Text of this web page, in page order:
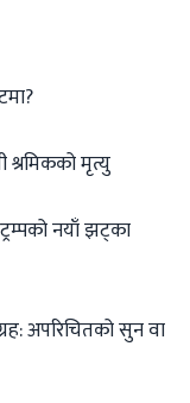
श्रमिकको मृत्यु
नयाँ झट्का
अपरिचितको सुन वा